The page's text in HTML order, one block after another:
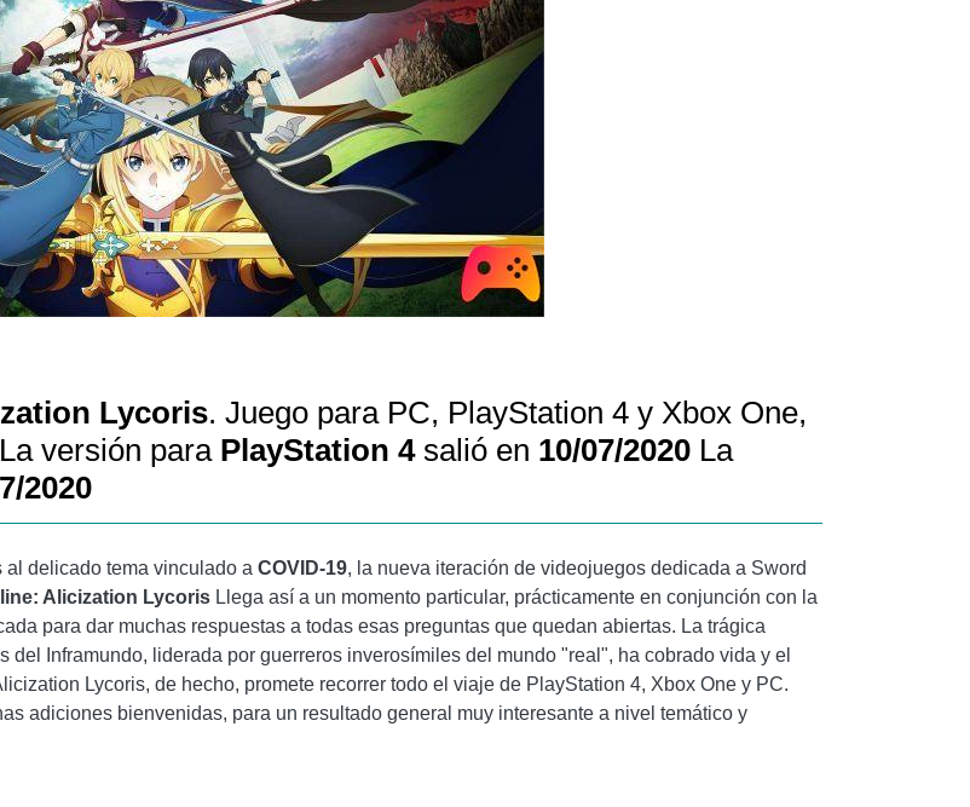
Lycoris. Juego para PC, PlayStation 4 y Xbox One,
La versión para PlayStation 4salió en 10/07/2020 La
2020
delicado tema vinculado a COVID-19, la nueva iteración de videojuegos dedicada a Sword
Alicization Lycoris Llega así a un momento particular, prácticamente en conjunción con la
para dar muchas respuestas a todas esas preguntas que quedan abiertas. La trágica
Inframundo, liderada por guerreros inverosímiles del mundo "real", ha cobrado vida y el
Lycoris, de hecho, promete recorrer todo el viaje de PlayStation 4, Xbox One y PC.
adiciones bienvenidas, para un resultado general muy interesante a nivel temático y